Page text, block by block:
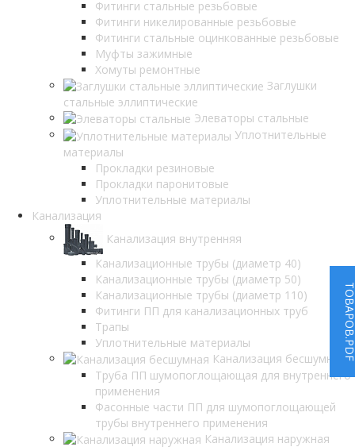
Фитинги стальные резьбовые
Фитинги никелированные резьбовые
Фитинги стальные оцинкованные резьбовые
Муфты зажимные
Хомуты ремонтные
Заглушки
стальные эллиптические
Элеваторы стальные
Уплотнительные
материалы
Прокладки резиновые
Прокладки паронитовые
Уплотнительные материалы
Канализация
Канализация внутренняя
Канализационные трубы (диаметр 40)
Канализационные трубы (диаметр 50)
Канализационные трубы (диаметр 110)
Фитинги ПП для канализационных труб
Трапы
Уплотнительные материалы
Канализация бесшумная
Труба ПП шумопоглощающая для внутреннего
применения
Фасонные части ПП для шумопоглощающей
трубы внутреннего применения
Канализация наружная